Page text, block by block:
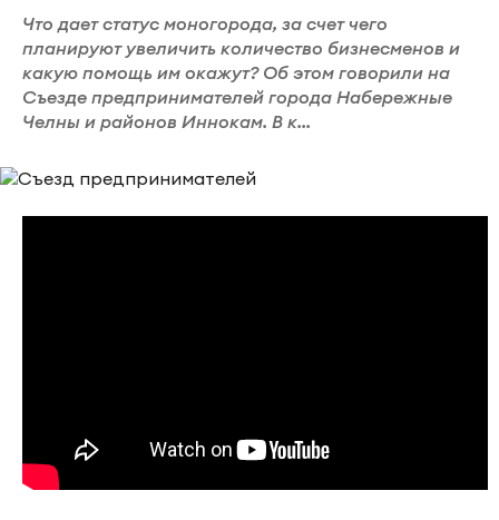
Что дает статус моногорода, за счет чего
планируют увеличить количество бизнесменов и
какую помощь им окажут? Об этом говорили на
Съезде предпринимателей города Набережные
Челны и районов Иннокам. В к...